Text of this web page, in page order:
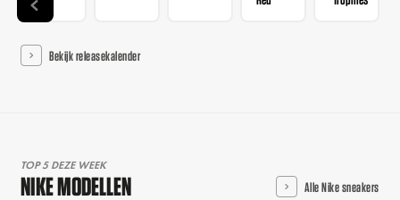
Bekijk releasekalender
TOP 5 DEZE WEEK
NIKE MODELLEN Alle Nike sneakers